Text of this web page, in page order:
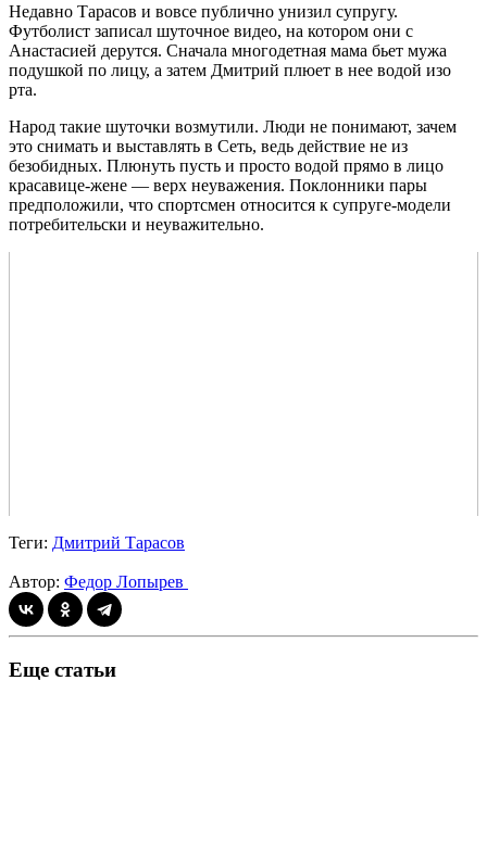
Недавно Тарасов и вовсе публично унизил супругу.
Футболист записал шуточное видео, на котором они с
Анастасией дерутся. Сначала многодетная мама бьет мужа
подушкой по лицу, а затем Дмитрий плюет в нее водой изо
рта.
Народ такие шуточки возмутили. Люди не понимают, зачем
это снимать и выставлять в Сеть, ведь действие не из
безобидных. Плюнуть пусть и просто водой прямо в лицо
красавице-жене — верх неуважения. Поклонники пары
предположили, что спортсмен относится к супруге-модели
потребительски и неуважительно.
Теги: Дмитрий Тарасов
Автор: Федор Лопырев
Еще статьи